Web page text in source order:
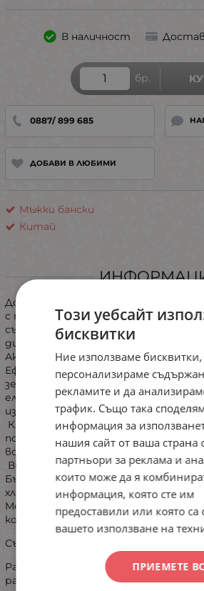
В наличност
бр.
0887/ 899 685
ДОБАВИ В ЛЮБИМИ
Мъжки бански
Китай
​Добавете цвят и настроение към
с този динамичен мъжки бански
съчетава класическа спортна
дизайн, подходящ за плажа или
​Акценти на модела:
Ефектна комбинация от кралско
зелени акценти. Динамичният
елементи и надписи придава
излъчване.
Класически слип с ниска талия,
по тялото и осигурява максимална
водни спортове.
Висококачествена ликра с
Бързосъхнеща материя, устойчива
хлор и слънце.
Мека подплата в предната част за
комфорт и сигурност.
Състав: 82% полиамиди 18% еластан
Размерите са
разлика около 1,5 см - банските са
Този уебсайт
бисквитки
Ние използваме бисквитки,
персонализираме
рекламите и да
трафик. Също така
информация за
нашия сайт от ваша страна
партньори за реклама и
които може да я
информация, която сте им
предоставили или която са
вашето използване на
ПРИЕМЕТЕ